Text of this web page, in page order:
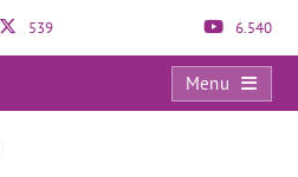
539 6.540
Menu
FAQs